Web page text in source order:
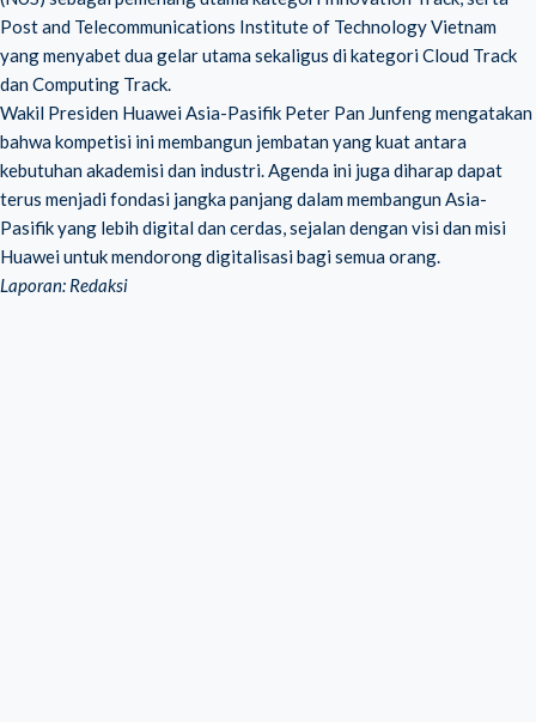
Post and Telecommunications Institute of Technology Vietnam
yang menyabet dua gelar utama sekaligus di kategori Cloud Track
dan Computing Track.
Wakil Presiden Huawei Asia-Pasifik Peter Pan Junfeng mengatakan
bahwa kompetisi ini membangun jembatan yang kuat antara
kebutuhan akademisi dan industri. Agenda ini juga diharap dapat
terus menjadi fondasi jangka panjang dalam membangun Asia-
Pasifik yang lebih digital dan cerdas, sejalan dengan visi dan misi
Huawei untuk mendorong digitalisasi bagi semua orang.
Laporan: Redaksi